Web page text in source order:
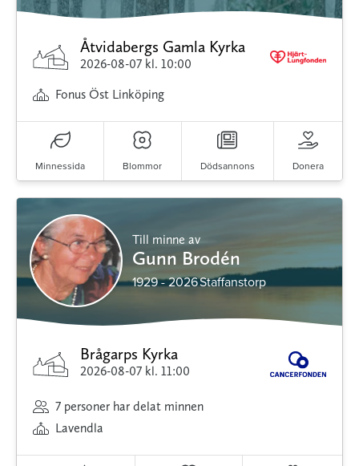
Åtvidabergs Gamla Kyrka
2026-08-07 kl. 10:00
Fonus Öst Linköping
Minnessida Blommor Dödsannons Donera
Till minne av
Gunn Brodén
1929 - 2026Staffanstorp
Brågarps Kyrka
2026-08-07 kl. 11:00
7 personer har delat minnen
Lavendla